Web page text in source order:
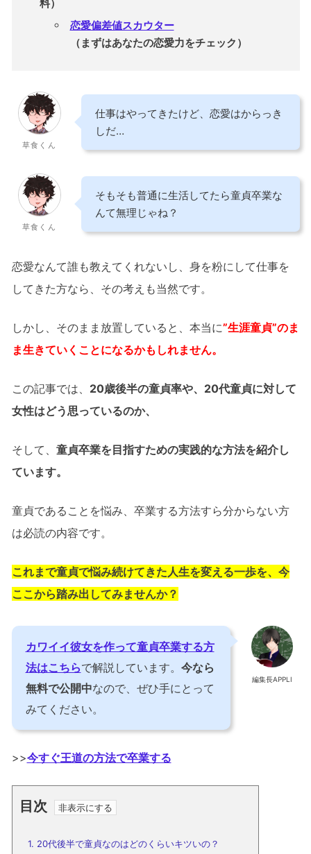
料）
恋愛偏差値スカウター
（まずはあなたの恋愛力をチェック）
草食くん
仕事はやってきたけど、恋愛はからっき
しだ…
草食くん
そもそも普通に生活してたら童貞卒業な
んて無理じゃね？
恋愛なんて誰も教えてくれないし、身を粉にして仕事を
してきた方なら、その考えも当然です。
しかし、そのまま放置していると、本当に”生涯童貞”のま
ま生きていくことになるかもしれません。
この記事では、 20歳後半の童貞率や、20代童貞に対して
女性はどう思っているのか、
そして、 童貞卒業を目指すための実践的な方法を紹介し
ています。
童貞であることを悩み、卒業する方法すら分からない方
は必読の内容です。
これまで童貞で悩み続けてきた人生を変える一歩を、今
ここから踏み出してみませんか？
編集長APPLI
カワイイ彼女を作って童貞卒業する方
法はこちらで解説しています。 今なら
無料で公開中なので、ぜひ手にとって
みてください。
>>今すぐ王道の方法で卒業する
目次
1. 20代後半で童貞なのはどのくらいキツいの？